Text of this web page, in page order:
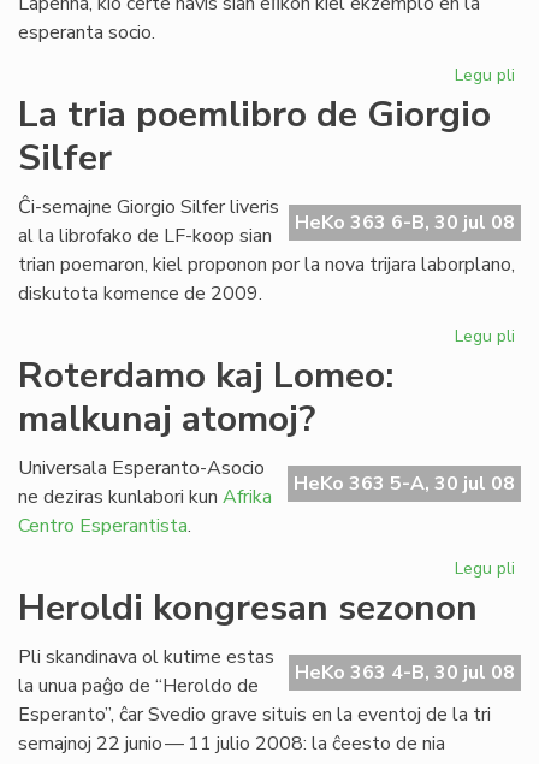
esperanta socio.
Legu pli
La tria poemlibro de Giorgio
Silfer
HeKo 363 6-B, 30 jul 08
Ĉi-semajne Giorgio Silfer liveris
al la librofako de LF-koop sian
trian poemaron, kiel proponon por la nova trijara laborplano,
diskutota komence de 2009.
Legu pli
Roterdamo kaj Lomeo:
malkunaj atomoj?
HeKo 363 5-A, 30 jul 08
Universala Esperanto-Asocio
ne deziras kunlabori kun Afrika
Centro Esperantista.
Legu pli
Heroldi kongresan sezonon
HeKo 363 4-B, 30 jul 08
Pli skandinava ol kutime estas
la unua paĝo de “Heroldo de
Esperanto”, ĉar Svedio grave situis en la eventoj de la tri
semajnoj 22 junio — 11 julio 2008: la ĉeesto de nia